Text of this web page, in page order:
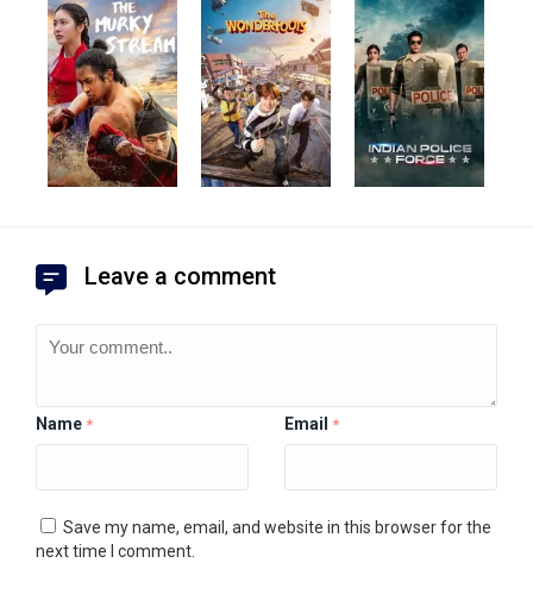
Leave a comment
Name * Email *
Save my name, email, and website in this browser for the
next time I comment.